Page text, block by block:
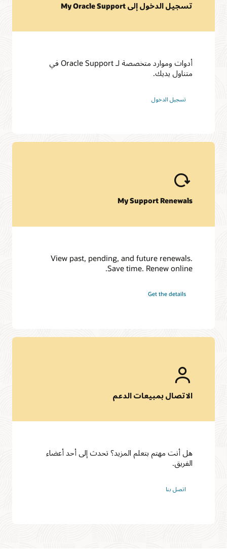
مجتمع My Oracle Support Community هنا لمساعدتك في تحقيق
تسجيل الدخول إلى My Oracle Support
أدوات وموارد متخصصة لـ Oracle Support في
متناول يديك.
تسجيل الدخول
My Support Renewals
View past, pending, and future renewals.
Save time. Renew online.
Get the details
الاتصال بمبيعات الدعم
هل أنت مهتم بتعلم المزيد؟ تحدث إلى أحد أعضاء
الفريق.
اتصل بنا